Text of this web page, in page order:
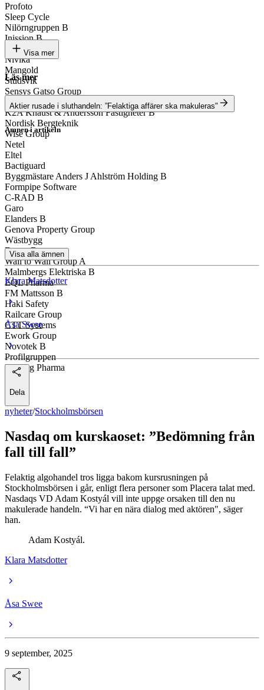
Profoto
Sleep Cycle
Nilörngruppen B
Inission B
Mendus
Nivika
Mangold
Studsvik
Sensys Gatso Group
Moment Group
K2A Knaust & Andersson Fastigheter B
Nordisk Bergteknik
Wise Group
Netel
Eltel
Bactiguard
Byggmästare Anders J Ahlström Holding B
Formpipe Software
C-RAD B
Garo
Elanders B
Genova Property Group
Wästbygg
Duroc B
Wall to Wall Group A
Malmbergs Elektriska B
EQL Pharma
FM Mattsson B
Haki Safety
Railcare Group
CTT Systems
Ework Group
Novotek B
Profilgruppen
Moberg Pharma
Visa mer
Läs mer
Aktier rusade i sluthandeln: ”Felaktiga affärer ska makuleras"
Ämnen i artikeln
Stockholmsbörsen
Profoto
Sleep Cycle
Nilörngruppen
Inission
Visa alla ämnen
Klara Matsdotter
Åsa Swee
Dela
nyheter/Stockholmsbörsen
Nasdaq om kurskaoset: ”Bedömning från
fall till fall”
Felaktig algohandel tros ligga bakom kursrusningen på
Stockholmsbörsen i går, enligt flera personer som Placera talat med.
Nasdaqs VD Adam Kostyál vill inte uppge orsaken till den nu
makulerade handeln. “Vi har en nära dialog med aktören", säger
han.
Adam Kostyál.
Klara Matsdotter
Åsa Swee
9 september, 2025